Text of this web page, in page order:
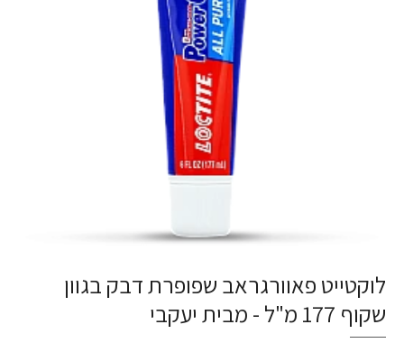
לוקטייט פאוורגראב שפופרת דבק בגוון
שקוף 177 מ"ל - מבית יעקבי